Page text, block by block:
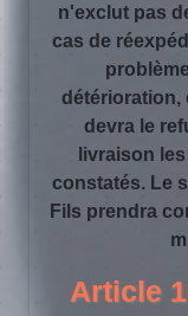
n'exclut pas
cas de
détérioration,
devra le
livraison
constatés. Le
Fils prendra
Article